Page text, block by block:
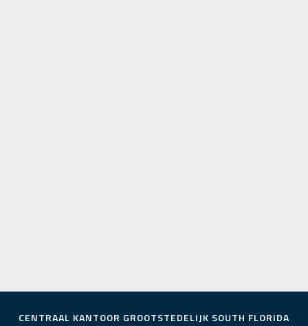
CENTRAAL KANTOOR GROOTSTEDELIJK SOUTH FLORIDA